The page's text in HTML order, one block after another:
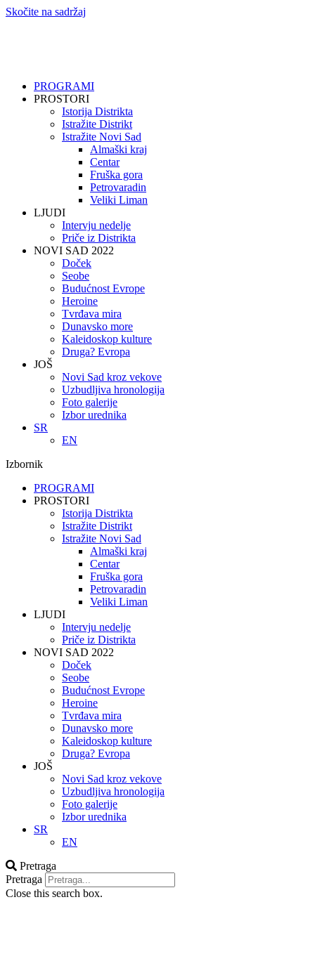
Skočite na sadržaj
PROGRAMI
PROSTORI
Istorija Distrikta
Istražite Distrikt
Istražite Novi Sad
Almaški kraj
Centar
Fruška gora
Petrovaradin
Veliki Liman
LJUDI
Intervju nedelje
Priče iz Distrikta
NOVI SAD 2022
Doček
Seobe
Budućnost Evrope
Heroine
Tvrđava mira
Dunavsko more
Kaleidoskop kulture
Druga? Evropa
JOŠ
Novi Sad kroz vekove
Uzbudljiva hronologija
Foto galerije
Izbor urednika
SR
EN
Izbornik
PROGRAMI
PROSTORI
Istorija Distrikta
Istražite Distrikt
Istražite Novi Sad
Almaški kraj
Centar
Fruška gora
Petrovaradin
Veliki Liman
LJUDI
Intervju nedelje
Priče iz Distrikta
NOVI SAD 2022
Doček
Seobe
Budućnost Evrope
Heroine
Tvrđava mira
Dunavsko more
Kaleidoskop kulture
Druga? Evropa
JOŠ
Novi Sad kroz vekove
Uzbudljiva hronologija
Foto galerije
Izbor urednika
SR
EN
Pretraga
Pretraga
Close this search box.